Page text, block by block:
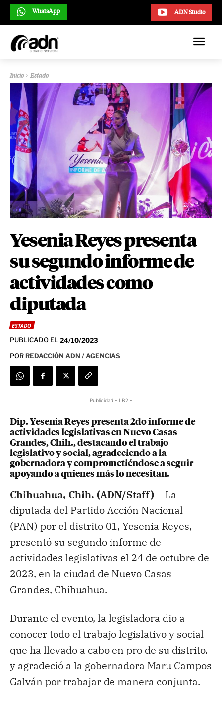
ADN Studio
WhatsApp
Inicio Estado
Yesenia Reyes presenta
su segundo informe de
actividades como
diputada
ESTADO
PUBLICADO EL 24/10/2023
POR REDACCIÓN ADN / AGENCIAS
Publicidad - LB2 -
Dip. Yesenia Reyes presenta 2do informe de
actividades legislativas en Nuevo Casas
Grandes, Chih., destacando el trabajo
legislativo y social, agradeciendo a la
gobernadora y comprometiéndose a seguir
apoyando a quienes más lo necesitan.
Chihuahua, Chih. (ADN/Staff) – La
diputada del Partido Acción Nacional
(PAN) por el distrito 01, Yesenia Reyes,
presentó su segundo informe de
actividades legislativas el 24 de octubre de
2023, en la ciudad de Nuevo Casas
Grandes, Chihuahua.
Durante el evento, la legisladora dio a
conocer todo el trabajo legislativo y social
que ha llevado a cabo en pro de su distrito,
y agradeció a la gobernadora Maru Campos
Galván por trabajar de manera conjunta.